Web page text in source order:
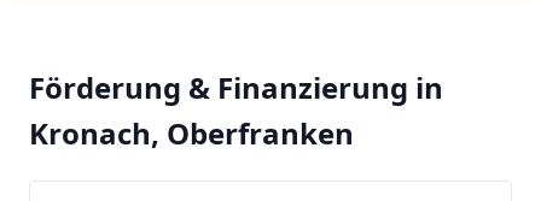
Förderung & Finanzierung in
Kronach, Oberfranken